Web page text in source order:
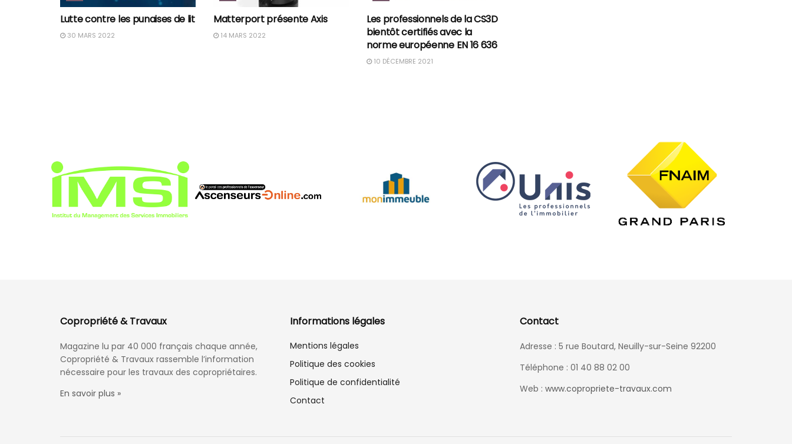
Lutte contre les punaises de lit
30 MARS 2022
Matterport présente Axis
14 MARS 2022
Les professionnels de la CS3D
bientôt certifiés avec la
norme européenne EN 16 636
10 DÉCEMBRE 2021
Copropriété & Travaux
Magazine lu par 40 000 français chaque année,
Copropriété & Travaux rassemble l’information
nécessaire pour les travaux des copropriétaires.
En savoir plus »
Informations légales
Mentions légales
Politique des cookies
Politique de confidentialité
Contact
Contact
Adresse : 5 rue Boutard, Neuilly-sur-Seine 92200
Téléphone : 01 40 88 02 00
Web : www.copropriete-travaux.com